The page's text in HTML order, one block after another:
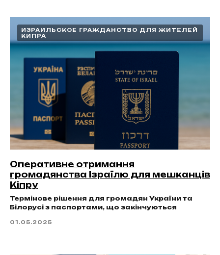
ИЗРАИЛЬСКОЕ ГРАЖДАНСТВО ДЛЯ ЖИТЕЛЕЙ
КИПРА
Оперативне отримання
громадянства Ізраїлю для мешканців
Кіпру
Термінове рішення для громадян України та
Білорусі з паспортами, що закінчуються
01.05.2025